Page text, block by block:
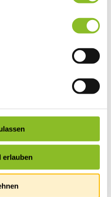
erlauben
sieben Volkbegehren im
werden.
mittels Handy-Signatur oder